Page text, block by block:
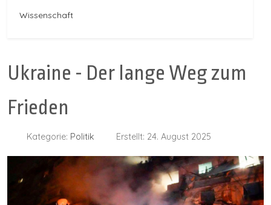
Wissenschaft
Ukraine - Der lange Weg zum
Frieden
Kategorie: Politik Erstellt: 24. August 2025